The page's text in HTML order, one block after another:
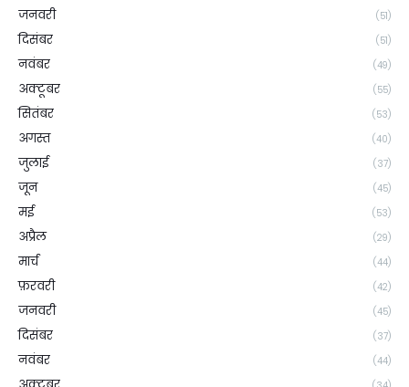
जनवरी (51)
दिसंबर (51)
नवंबर (49)
अक्टूबर (55)
सितंबर (53)
अगस्त (40)
जुलाई (37)
जून (45)
मई (53)
अप्रैल (29)
मार्च (44)
फ़रवरी (42)
जनवरी (45)
दिसंबर (37)
नवंबर (44)